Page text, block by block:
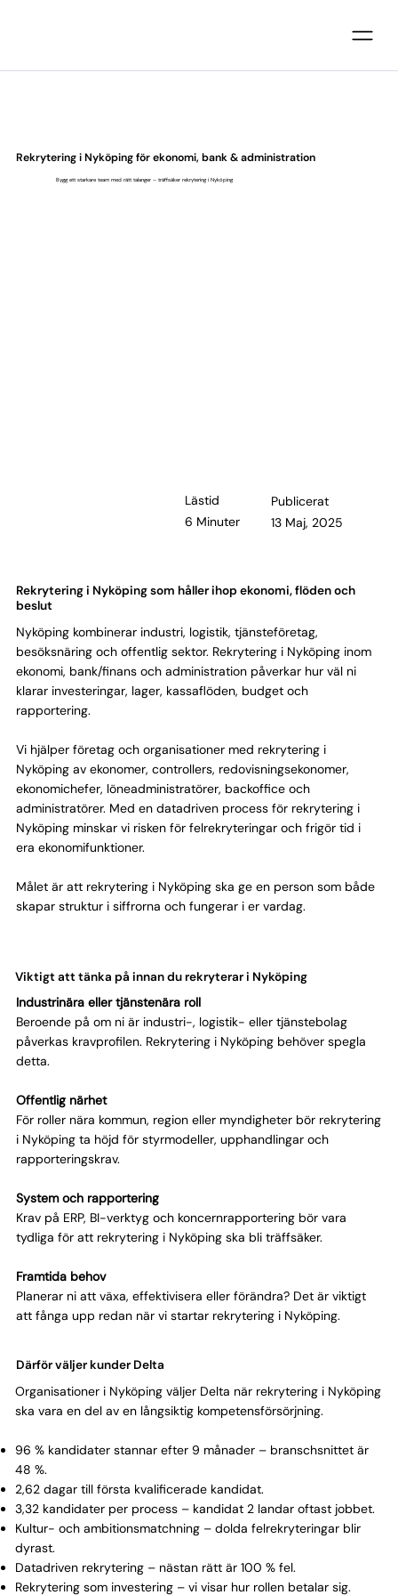
Rekrytering i Nyköping för ekonomi, bank & administration
Bygg ett starkare team med rätt talanger – träffsäker rekrytering i Nyköping
Lästid
6 Minuter
Publicerat
13 Maj, 2025
Rekrytering i Nyköping som håller ihop ekonomi, flöden och
beslut
Nyköping kombinerar industri, logistik, tjänsteföretag,
besöksnäring och offentlig sektor. Rekrytering i Nyköping inom
ekonomi, bank/finans och administration påverkar hur väl ni
klarar investeringar, lager, kassaflöden, budget och
rapportering.
Vi hjälper företag och organisationer med rekrytering i
Nyköping av ekonomer, controllers, redovisningsekonomer,
ekonomichefer, löneadministratörer, backoffice och
administratörer. Med en datadriven process för rekrytering i
Nyköping minskar vi risken för felrekryteringar och frigör tid i
era ekonomifunktioner.
Målet är att rekrytering i Nyköping ska ge en person som både
skapar struktur i siffrorna och fungerar i er vardag.
Viktigt att tänka på innan du rekryterar i Nyköping
Industrinära eller tjänstenära roll
Beroende på om ni är industri-, logistik- eller tjänstebolag
påverkas kravprofilen. Rekrytering i Nyköping behöver spegla
detta.
Offentlig närhet
För roller nära kommun, region eller myndigheter bör rekrytering
i Nyköping ta höjd för styrmodeller, upphandlingar och
rapporteringskrav.
System och rapportering
Krav på ERP, BI-verktyg och koncernrapportering bör vara
tydliga för att rekrytering i Nyköping ska bli träffsäker.
Framtida behov
Planerar ni att växa, effektivisera eller förändra? Det är viktigt
att fånga upp redan när vi startar rekrytering i Nyköping.
Därför väljer kunder Delta
Organisationer i Nyköping väljer Delta när rekrytering i Nyköping
ska vara en del av en långsiktig kompetensförsörjning.
96 % kandidater stannar efter 9 månader – branschsnittet är
48 %.
2,62 dagar till första kvalificerade kandidat.
3,32 kandidater per process – kandidat 2 landar oftast jobbet.
Kultur- och ambitionsmatchning – dolda felrekryteringar blir
dyrast.
Datadriven rekrytering – nästan rätt är 100 % fel.
Rekrytering som investering – vi visar hur rollen betalar sig.